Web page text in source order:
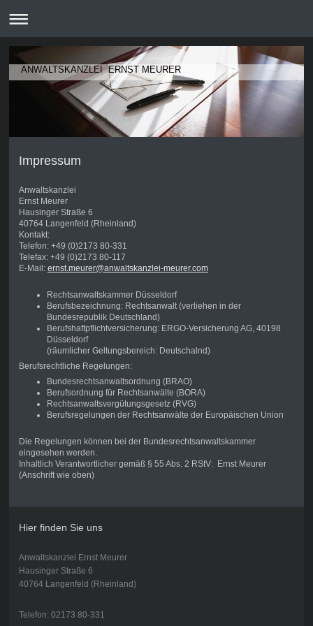
ANWALTSKANZLEI ERNST MEURER
Impressum
Anwaltskanzlei
Ernst Meurer
Hausinger Straße 6
40764 Langenfeld (Rheinland)
Kontakt:
Telefon: +49 (0)2173 80-331
Telefax: +49 (0)2173 80-117
E-Mail: ernst.meurer@anwaltskanzlei-meurer.com
Rechtsanwaltskammer Düsseldorf
Berufsbezeichnung: Rechtsanwalt (verliehen in der
Bundesrepublik Deutschland)
Berufshaftpflichtversicherung: ERGO-Versicherung AG, 40198
Düsseldorf
(räumlicher Geltungsbereich: Deutschalnd)
Berufsrechtliche Regelungen:
Bundesrechtsanwaltsordnung (BRAO)
Berufsordnung für Rechtsanwälte (BORA)
Rechtsanwaltsvergütungsgesetz (RVG)
Berufsregelungen der Rechtsanwälte der Europäischen Union
Die Regelungen können bei der Bundesrechtsanwaltskammer
eingesehen werden.
Inhaltlich Verantwortlicher gemäß § 55 Abs. 2 RStV: Ernst Meurer
(Anschrift wie oben)
Hier finden Sie uns
Anwaltskanzlei Ernst Meurer
Hausinger Straße 6
40764 Langenfeld (Rheinland)
Telefon: 02173 80-331